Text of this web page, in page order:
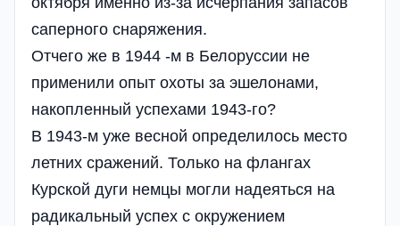
саперного снаряжения.
Отчего же в 1944 -м в Белоруссии не
применили опыт охоты за эшелонами,
накопленный успехами 1943-го?
В 1943-м уже весной определилось место
летних сражений. Только на флангах
Курской дуги немцы могли надеяться на
радикальный успех с окружением